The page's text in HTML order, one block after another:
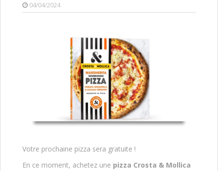
04/04/2024
Votre prochaine pizza sera gratuite !
En ce moment, achetez une pizza Crosta & Mollica